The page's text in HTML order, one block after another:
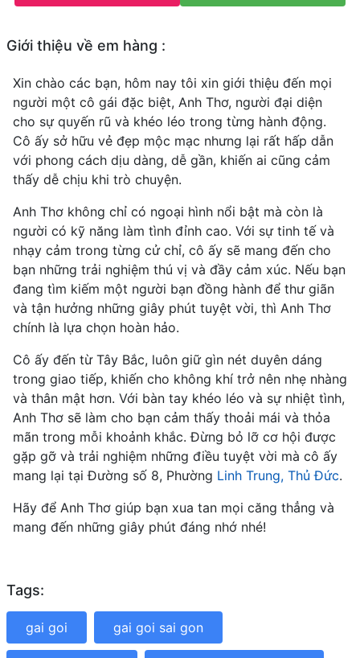
Giới thiệu về em hàng :
Xin chào các bạn, hôm nay tôi xin giới thiệu đến mọi
người một cô gái đặc biệt, Anh Thơ, người đại diện
cho sự quyến rũ và khéo léo trong từng hành động.
Cô ấy sở hữu vẻ đẹp mộc mạc nhưng lại rất hấp dẫn
với phong cách dịu dàng, dễ gần, khiến ai cũng cảm
thấy dễ chịu khi trò chuyện.
Anh Thơ không chỉ có ngoại hình nổi bật mà còn là
người có kỹ năng làm tình đỉnh cao. Với sự tinh tế và
nhạy cảm trong từng cử chỉ, cô ấy sẽ mang đến cho
bạn những trải nghiệm thú vị và đầy cảm xúc. Nếu bạn
đang tìm kiếm một người bạn đồng hành để thư giãn
và tận hưởng những giây phút tuyệt vời, thì Anh Thơ
chính là lựa chọn hoàn hảo.
Cô ấy đến từ Tây Bắc, luôn giữ gìn nét duyên dáng
trong giao tiếp, khiến cho không khí trở nên nhẹ nhàng
và thân mật hơn. Với bàn tay khéo léo và sự nhiệt tình,
Anh Thơ sẽ làm cho bạn cảm thấy thoải mái và thỏa
mãn trong mỗi khoảnh khắc. Đừng bỏ lỡ cơ hội được
gặp gỡ và trải nghiệm những điều tuyệt vời mà cô ấy
mang lại tại Đường số 8, Phường Linh Trung, Thủ Đức.
Hãy để Anh Thơ giúp bạn xua tan mọi căng thẳng và
mang đến những giây phút đáng nhớ nhé!
Tags:
gai goi gai goi sai gon